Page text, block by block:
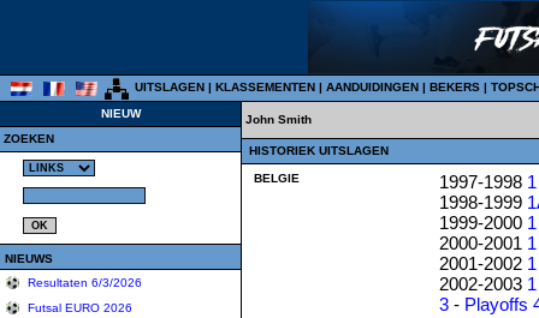
UITSLAGEN | KLASSEMENTEN | AANDUIDINGEN | BEKERS |
NIEUW
ZOEKEN
NIEUWS
Resultaten 6/3/2026
Futsal EURO 2026
John Smith
HISTORIEK UITSLAGEN
BELGIE 1997-1998 1
1998-1999
1999-2000 1
2000-2001 1
2001-2002 1
2002-2003 1
3 - Playoffs